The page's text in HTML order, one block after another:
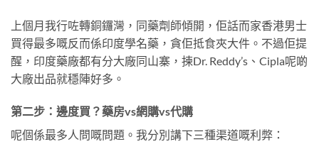
上個月我行咗轉銅鑼灣，同藥劑師傾開，佢話而家香港男士
買得最多嘅反而係印度學名藥，貪佢抵食夾大件。不過佢提
醒，印度藥廠都有分大廠同山寨，揀Dr. Reddy’s、Cipla呢啲
大廠出品就穩陣好多。
第二步：邊度買？藥房vs網購vs代購
呢個係最多人問嘅問題。我分別講下三種渠道嘅利弊：